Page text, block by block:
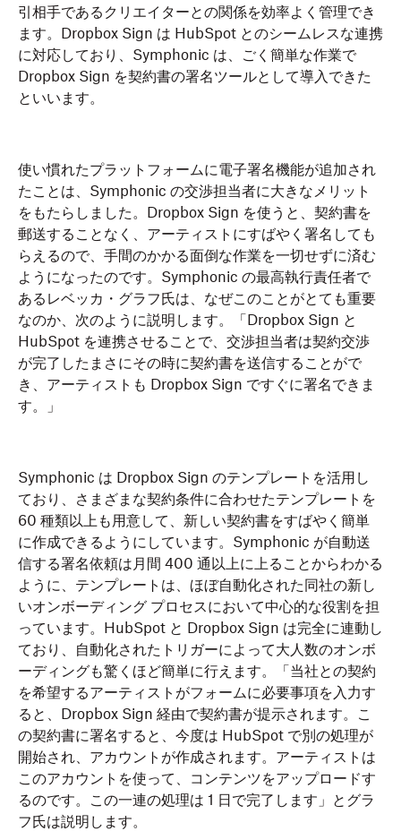
引相手であるクリエイターとの関係を効率よく管理でき
ます。Dropbox Sign は HubSpot とのシームレスな連携
に対応しており、Symphonic は、ごく簡単な作業で
Dropbox Sign を契約書の署名ツールとして導入できた
といいます。
使い慣れたプラットフォームに電子署名機能が追加され
たことは、Symphonic の交渉担当者に大きなメリット
をもたらしました。Dropbox Sign を使うと、契約書を
郵送することなく、アーティストにすばやく署名しても
らえるので、手間のかかる面倒な作業を一切せずに済む
ようになったのです。Symphonic の最高執行責任者で
あるレベッカ・グラフ氏は、なぜこのことがとても重要
なのか、次のように説明します。「Dropbox Sign と
HubSpot を連携させることで、交渉担当者は契約交渉
が完了したまさにその時に契約書を送信することがで
き、アーティストも Dropbox Sign ですぐに署名できま
す。」
Symphonic は Dropbox Sign のテンプレートを活用し
ており、さまざまな契約条件に合わせたテンプレートを
60 種類以上も用意して、新しい契約書をすばやく簡単
に作成できるようにしています。Symphonic が自動送
信する署名依頼は月間 400 通以上に上ることからわかる
ように、テンプレートは、ほぼ自動化された同社の新し
いオンボーディング プロセスにおいて中心的な役割を担
っています。HubSpot と Dropbox Sign は完全に連動し
ており、自動化されたトリガーによって大人数のオンボ
ーディングも驚くほど簡単に行えます。「当社との契約
を希望するアーティストがフォームに必要事項を入力す
ると、Dropbox Sign 経由で契約書が提示されます。こ
の契約書に署名すると、今度は HubSpot で別の処理が
開始され、アカウントが作成されます。アーティストは
このアカウントを使って、コンテンツをアップロードす
るのです。この一連の処理は 1 日で完了します」とグラ
フ氏は説明します。